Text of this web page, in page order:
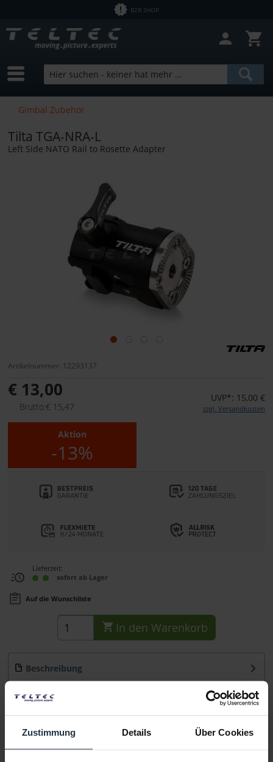
Zustimmung Details Über Cookies
B2B SHOP
Gimbal Zubehör
Tilta TGA-NRA-L
Left Side NATO Rail to Rosette Adapter
Artikelnummer: 12293137
€ 13,00
Brutto:€ 15,47
UVP*: 15,00 €
zzgl. Versandkosten
Aktion
-13%
Lieferzeit:
sofort ab Lager
Auf die Wunschliste
In den Warenkorb
Beschreibung
Hauptmerkmale linksseitiger Adapter...
Beratung